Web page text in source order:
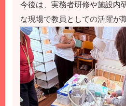
今後は、実務者研修や施設内
な現場で教員としての活躍が